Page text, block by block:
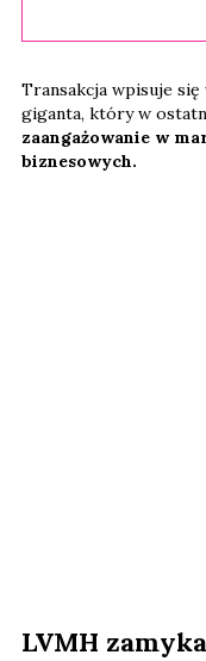
Transakcja wpisuje
giganta, który w
zaangażowanie w
biznesowych.
LVMH